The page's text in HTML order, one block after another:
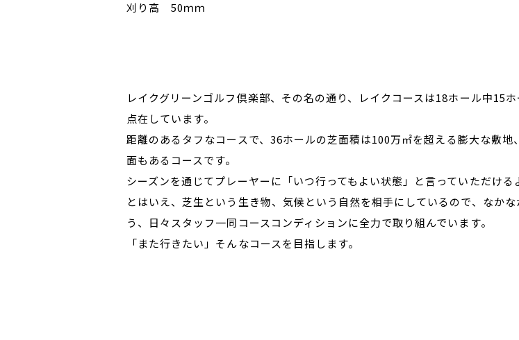
刈り高 50ｍｍ
レイクグリーンゴルフ倶楽部、その名の通り、レイクコースは18ホール中15
点在しています。
距離のあるタフなコースで、36ホールの芝面積は100万㎡を超える膨大な敷
面もあるコースです。
シーズンを通じてプレーヤーに「いつ行ってもよい状態」と言っていただける
とはいえ、芝生という生き物、気候という自然を相手にしているので、なか
う、日々スタッフ一同コースコンディションに全力で取り組んでいます。
「また行きたい」そんなコースを目指します。